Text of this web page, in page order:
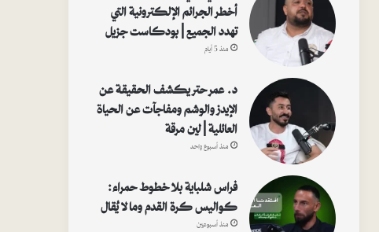
أخطر الجرائم الإلكترونية التي
تهدد الجميع | بودكاست جزيل
منذ 5 أيام
د. عمر حتر يكشف الحقيقة عن
الإيدز والوشم ومفاجآت عن الحياة
العائلية | لين مرقة
منذ أسبوع واحد
فراس شلباية بلا خطوط حمراء:
كواليس كرة القدم وما لا يُقال
منذ أسبوعين